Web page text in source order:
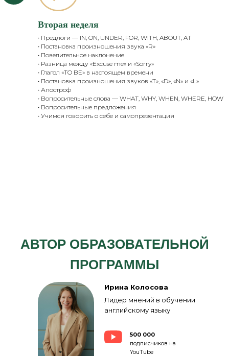
Вторая неделя
• Предлоги — IN, ON, UNDER, FOR, WITH, ABOUT, AT
• Постановка произношения звука «R»
• Повелительное наклонение
• Разница между «Excuse me» и «Sorry»
• Глагол «TO BE» в настоящем времени
• Постановка произношения звуков «T», «D», «N» и «L»
• Апостроф
• Вопросительные слова — WHAT, WHY, WHEN, WHERE, HOW
• Вопросительные предложения
• Учимся говорить о себе и самопрезентация
АВТОР ОБРАЗОВАТЕЛЬНОЙ
ПРОГРАММЫ
Ирина Колосова
Лидер мнений в обучении
английскому языку
500 000
подписчиков на
YouTube